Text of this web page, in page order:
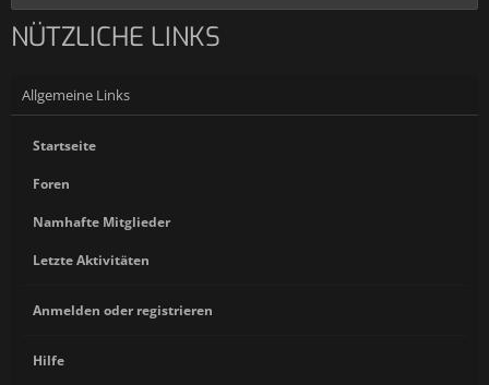
NÜTZLICHE LINKS
Allgemeine Links
Startseite
Foren
Namhafte Mitglieder
Letzte Aktivitäten
Anmelden oder registrieren
Hilfe